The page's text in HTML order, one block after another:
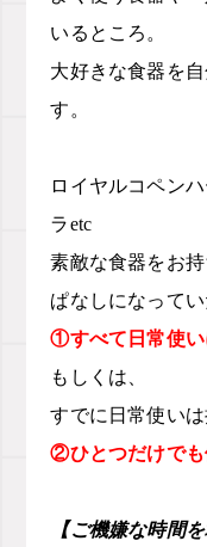
いるところ。
大好きな食器を
す。
ロイヤルコペン
ラetc
素敵な食器をお
ぱなしになってい
①すべて日常使い
もしくは、
すでに日常使い
②ひとつだけでも
【ご機嫌な時間